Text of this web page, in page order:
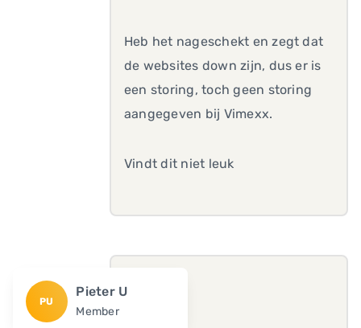
Heb het nageschekt en zegt dat
de websites down zijn, dus er is
een storing, toch geen storing
aangegeven bij Vimexx.
Vindt dit niet leuk
PU
Pieter U
Member